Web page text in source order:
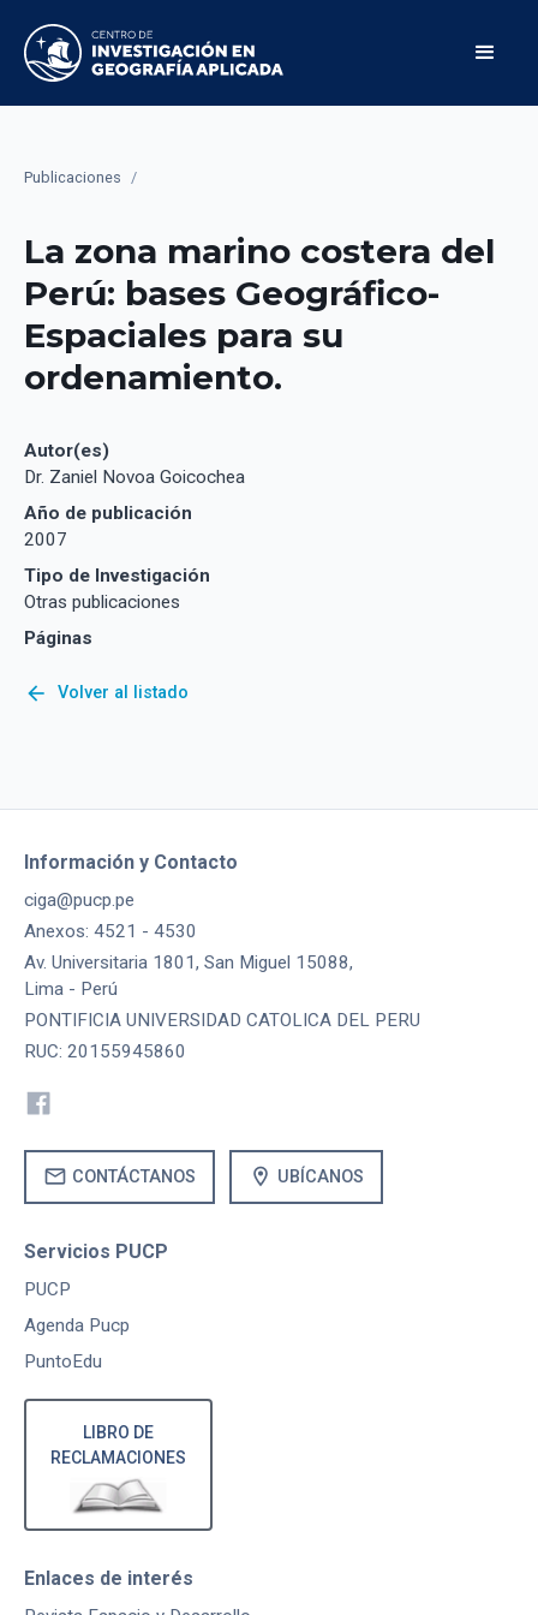
Publicaciones /
La zona marino costera del
Perú: bases Geográfico-
Espaciales para su
ordenamiento.
Autor(es)
Dr. Zaniel Novoa Goicochea
Año de publicación
2007
Tipo de Investigación
Otras publicaciones
Páginas
arrow_back Volver al listado
Información y Contacto
ciga@pucp.pe
Anexos: 4521 - 4530
Av. Universitaria 1801, San Miguel 15088,
Lima - Perú
PONTIFICIA UNIVERSIDAD CATOLICA DEL PERU
RUC: 20155945860
mail CONTÁCTANOS location_on UBÍCANOS
Servicios PUCP
PUCP
Agenda Pucp
PuntoEdu
LIBRO DE
RECLAMACIONES
Enlaces de interés